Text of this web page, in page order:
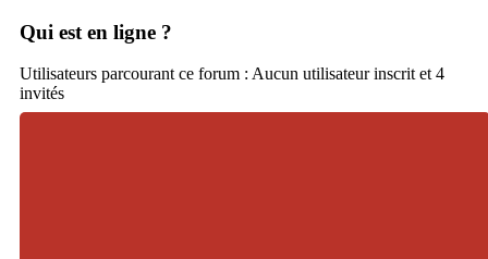
Qui est en ligne ?
Utilisateurs parcourant ce forum : Aucun utilisateur inscrit et 4
invités